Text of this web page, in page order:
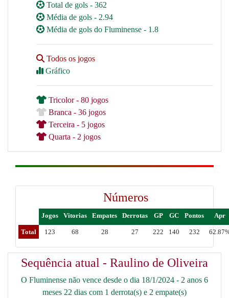
Total de gols - 362
Média de gols - 2.94
Média de gols do Fluminense - 1.8
Todos os jogos
Gráfico
Tricolor - 80 jogos
Branca - 36 jogos
Terceira - 5 jogos
Quarta - 2 jogos
Números
Jogos Vitorias Empates Derrotas GP GC Pontos Apr
Total 123 68 28 27 222 140 232
Sequência atual - Raulino de Oliveira
O Fluminense não vence desde o dia 18/1/2024 - 2 anos 6
meses 22 dias com 1 derrota(s) e 2 empate(s)